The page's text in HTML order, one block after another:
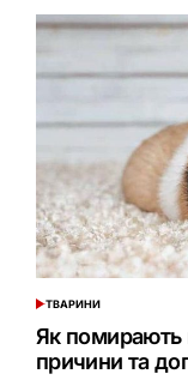
ОПУБЛІКУВАТИ
У
ТВАРИНИ
Як помирають
причини та